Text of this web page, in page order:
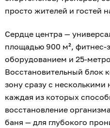
просто жителей и гостей
Сердце центра —
площадью 900 м², фитнес-
оборудованием и 25-
Восстановительный блок
зону сразу с
каждая из которых
восстановление
баня — для глубокого